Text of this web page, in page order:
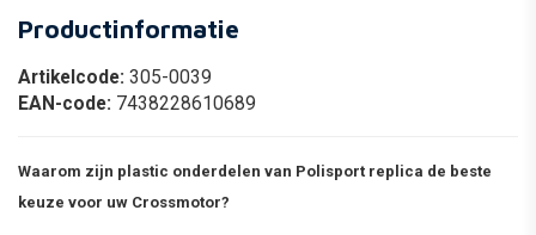
Productinformatie
Artikelcode: 305-0039
EAN-code: 7438228610689
Waarom zijn plastic onderdelen van Polisport replica de beste
keuze voor uw Crossmotor?